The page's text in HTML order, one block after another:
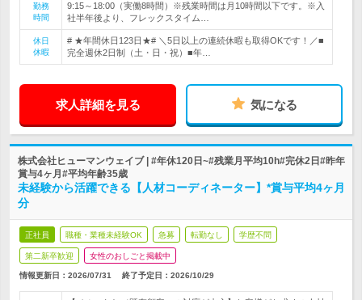
勤務
時間
9:15～18:00（実働8時間）※残業時間は月10時間以下です。※入
社半年後より、フレックスタイム…
休日
休暇
# ★年間休日123日★# ＼5日以上の連続休暇も取得OKです！／■
完全週休2日制（土・日・祝）■年…
求人詳細を見る 気になる
株式会社ヒューマンウェイブ | #年休120日~#残業月平均10h#完休2日#昨年
賞与4ヶ月#平均年齢35歳
未経験から活躍できる【人材コーディネーター】*賞与平均4ヶ月
分
正社員 職種・業種未経験OK 急募 転勤なし 学歴不問
第二新卒歓迎 女性のおしごと掲載中
情報更新日：2026/07/31 終了予定日： 2026/10/29